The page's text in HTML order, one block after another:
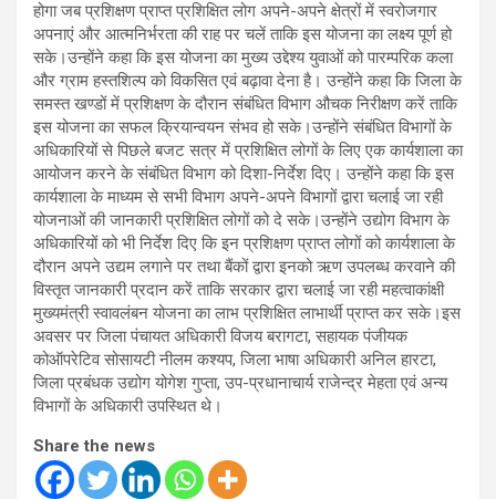
होगा जब प्रशिक्षण प्राप्त प्रशिक्षित लोग अपने-अपने क्षेत्रों में स्वरोजगार
अपनाएं और आत्मनिर्भरता की राह पर चलें ताकि इस योजना का लक्ष्य पूर्ण हो
सके।उन्होंने कहा कि इस योजना का मुख्य उद्देश्य युवाओं को पारम्परिक कला
और ग्राम हस्तशिल्प को विकसित एवं बढ़ावा देना है। उन्होंने कहा कि जिला के
समस्त खण्डों में प्रशिक्षण के दौरान संबंधित विभाग औचक निरीक्षण करें ताकि
इस योजना का सफल क्रियान्वयन संभव हो सके।उन्होंने संबंधित विभागों के
अधिकारियों से पिछले बजट सत्र में प्रशिक्षित लोगों के लिए एक कार्यशाला का
आयोजन करने के संबंधित विभाग को दिशा-निर्देश दिए। उन्होंने कहा कि इस
कार्यशाला के माध्यम से सभी विभाग अपने-अपने विभागों द्वारा चलाई जा रही
योजनाओं की जानकारी प्रशिक्षित लोगों को दे सके।उन्होंने उद्योग विभाग के
अधिकारियों को भी निर्देश दिए कि इन प्रशिक्षण प्राप्त लोगों को कार्यशाला के
दौरान अपने उद्यम लगाने पर तथा बैंकों द्वारा इनको ऋण उपलब्ध करवाने की
विस्तृत जानकारी प्रदान करें ताकि सरकार द्वारा चलाई जा रही महत्वाकांक्षी
मुख्यमंत्री स्वावलंबन योजना का लाभ प्रशिक्षित लाभार्थी प्राप्त कर सके।इस
अवसर पर जिला पंचायत अधिकारी विजय बरागटा, सहायक पंजीयक
कोऑपरेटिव सोसायटी नीलम कश्यप, जिला भाषा अधिकारी अनिल हारटा,
जिला प्रबंधक उद्योग योगेश गुप्ता, उप-प्रधानाचार्य राजेन्द्र मेहता एवं अन्य
विभागों के अधिकारी उपस्थित थे।
Share the news